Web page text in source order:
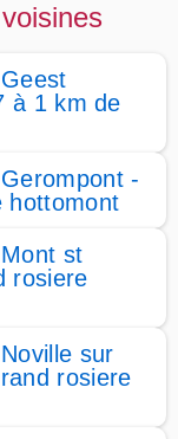
à 1 km de
-
hottomont
st
rosiere
sur
rosiere